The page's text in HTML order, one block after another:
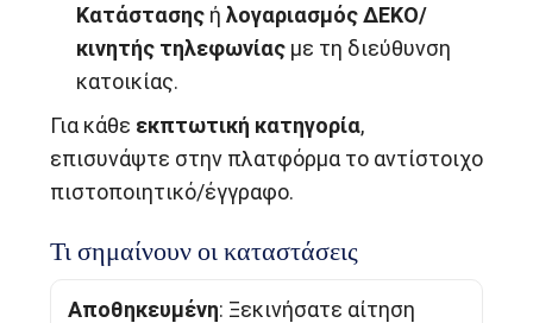
Κατάστασηςή λογαριασμός ΔΕΚΟ/
κινητής τηλεφωνίαςμε τη διεύθυνση
κατοικίας.
Για κάθε εκπτωτική κατηγορία,
επισυνάψτε στην πλατφόρμα το αντίστοιχο
πιστοποιητικό/έγγραφο.
Τι σημαίνουν οι καταστάσεις
Αποθηκευμένη: Ξεκινήσατε αίτηση